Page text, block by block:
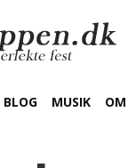
BLOG MUSIK OM